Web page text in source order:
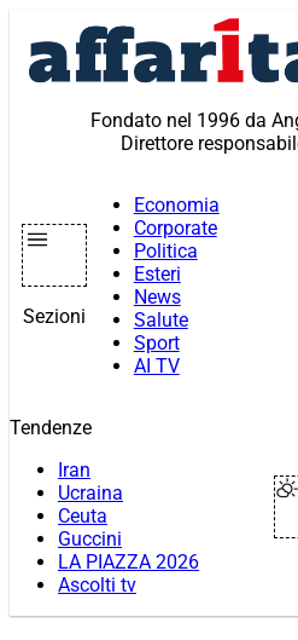
contenuto
Fondato nel 1996 da
Direttore
Sezioni
Economia
Corporate
Politica
Esteri
News
Salute
Sport
AI TV
Tendenze
Iran
Ucraina
Ceuta
Guccini
LA PIAZZA 2026
Ascolti tv